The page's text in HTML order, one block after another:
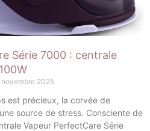
Série 7000 : centrale
novembre 2025
est précieux, la corvée de
source de stress. Consciente de
Vapeur PerfectCare Série